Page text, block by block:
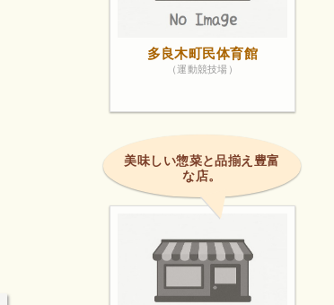
多良木町民体育館
（運動競技場）
美味しい惣菜と品揃え豊富
な店。